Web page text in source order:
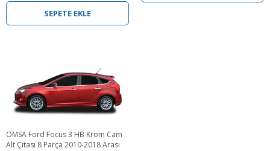
SEPETE EKLE
OMSA Ford Focus 3 HB Krom Cam
Alt Çıtası 8 Parça 2010-2018 Arası